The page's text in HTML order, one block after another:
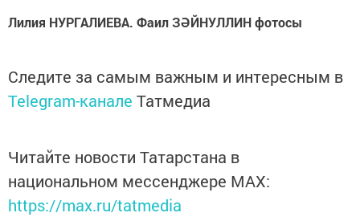
Лилия НУРГАЛИЕВА. Фаил ЗӘЙНУЛЛИН фотосы
Следите за самым важным и интересным в
Telegram-канале Татмедиа
Читайте новости Татарстана в
национальном мессенджере MАХ:
https://max.ru/tatmedia